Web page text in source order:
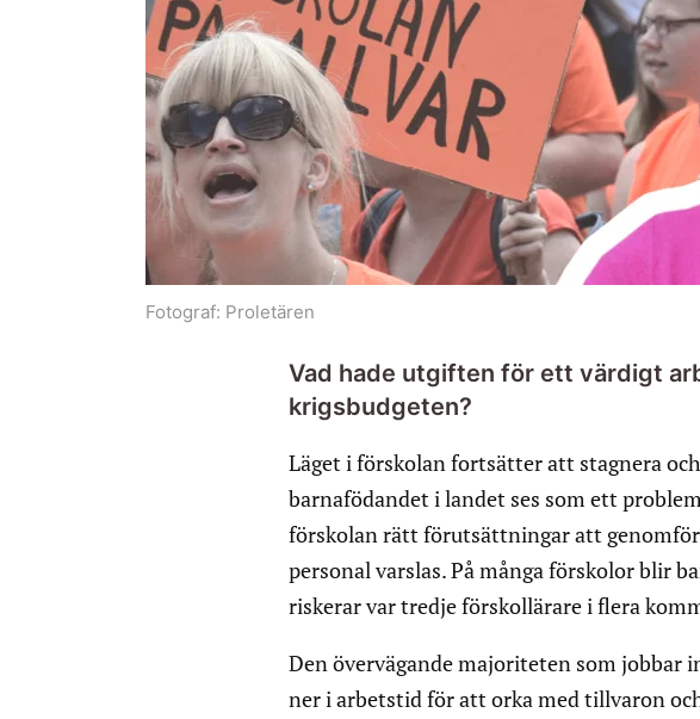
Fotograf: Proletären
Vad hade utgiften för ett värdigt
krigsbudgeten?
Läget i förskolan fortsätter att stagnera
barnafödandet i landet ses som ett
förskolan rätt förutsättningar att
personal varslas. På många förskolor blir
riskerar var tredje förskollärare i flera
Den övervägande majoriteten som jobbar
ner i arbetstid för att orka med tillvaron